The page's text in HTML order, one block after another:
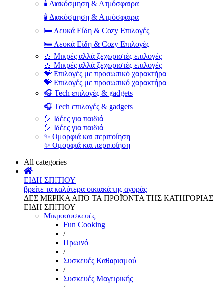
🕯️ Διακόσμηση & Ατμόσφαιρα
🕯️ Διακόσμηση & Ατμόσφαιρα
🛏️ Λευκά Είδη & Cozy Επιλογές
🛏️ Λευκά Είδη & Cozy Επιλογές
🎀 Μικρές αλλά ξεχωριστές επιλογές
🎀 Μικρές αλλά ξεχωριστές επιλογές
💝 Επιλογές με προσωπικό χαρακτήρα
💝 Επιλογές με προσωπικό χαρακτήρα
🎧 Tech επιλογές & gadgets
🎧 Tech επιλογές & gadgets
🎈 Ιδέες για παιδιά
🎈 Ιδέες για παιδιά
✨ Ομορφιά και περιποίηση
✨ Ομορφιά και περιποίηση
All categories
ΕΙΔΗ ΣΠΙΤΙΟΥ
βρείτε τα καλύτερα οικιακά της αγοράς
ΔΕΣ ΜΕΡΙΚΑ ΑΠΌ ΤΑ ΠΡΟΪΌΝΤΑ ΤΗΣ ΚΑΤΗΓΟΡΙΑΣ
ΕΙΔΗ ΣΠΙΤΙΟΥ
Μικροσυσκευές
Fun Cooking
/
Πρωινό
/
Συσκευές Καθαρισμού
/
Συσκευές Μαγειρικής